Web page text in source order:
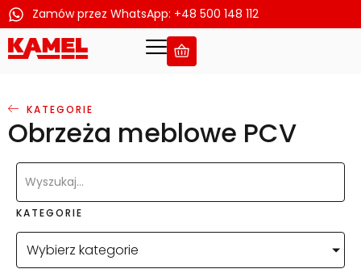
Przejdź
Zamów przez WhatsApp: +48 500 148 112
KATEGORIE
Obrzeża meblowe PCV
KATEGORIE
Wybierz kategorie